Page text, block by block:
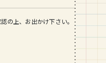
の上、お出かけ下さい。